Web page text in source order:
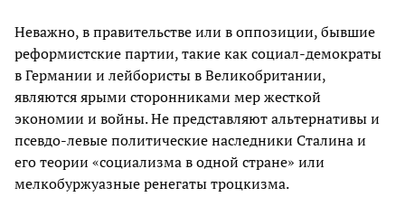
Неважно, в правительстве или в оппозиции, бывшие
реформистские партии, такие как социал-демократы
в Германии и лейбористы в Великобритании,
являются ярыми сторонниками мер жесткой
экономии и войны. Не представляют альтернативы и
псевдо-левые политические наследники Сталина и
его теории «социализма в одной стране» или
мелкобуржуазные ренегаты троцкизма.